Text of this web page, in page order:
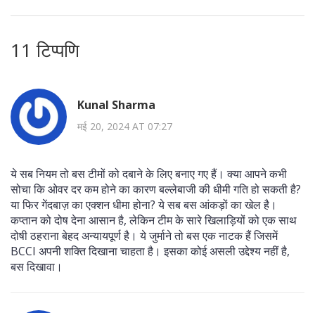
11 टिप्पणि
Kunal Sharma
मई 20, 2024 AT 07:27
ये सब नियम तो बस टीमों को दबाने के लिए बनाए गए हैं। क्या आपने कभी
सोचा कि ओवर दर कम होने का कारण बल्लेबाजी की धीमी गति हो सकती है?
या फिर गेंदबाज़ का एक्शन धीमा होना? ये सब बस आंकड़ों का खेल है।
कप्तान को दोष देना आसान है, लेकिन टीम के सारे खिलाड़ियों को एक साथ
दोषी ठहराना बेहद अन्यायपूर्ण है। ये जुर्माने तो बस एक नाटक हैं जिसमें
BCCI अपनी शक्ति दिखाना चाहता है। इसका कोई असली उद्देश्य नहीं है,
बस दिखावा।